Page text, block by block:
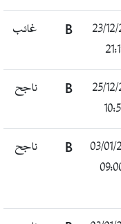
23/12/
B غائب
25/12/
B ناجح
03/01/
B ناجح